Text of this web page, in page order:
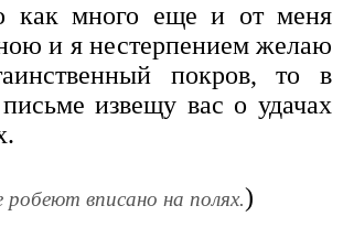
как много еще и от меня
и я нестерпением желаю
покров, то в
извещу вас о удачах
робеют вписано на полях.)